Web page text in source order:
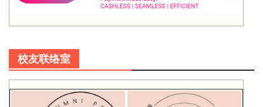
校友联络室